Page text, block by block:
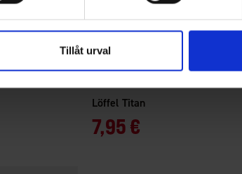
Tillåt urval
Bewertung: 4.5 von 5 Sternen
Löffel Titan
Briv
8869
7,95 €